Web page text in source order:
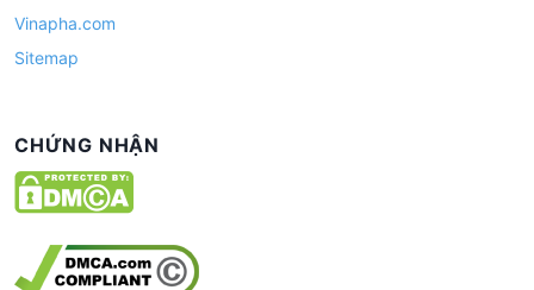
Vinapha.com
Sitemap
CHỨNG NHẬN